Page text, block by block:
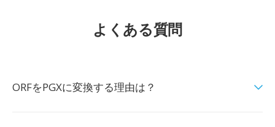
よくある質問
ORFをPGXに変換する理由は？